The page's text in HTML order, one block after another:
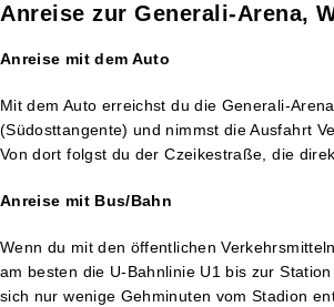
Anreise zur Generali-Arena,
Anreise mit dem Auto
Mit dem Auto erreichst du die Generali-
(Südosttangente) und nimmst die Ausfahrt
Von dort folgst du der Czeikestraße, die
Anreise mit Bus/Bahn
Wenn du mit den öffentlichen
am besten die U-Bahnlinie U1 bis zur Station
sich nur wenige Gehminuten vom Stadion